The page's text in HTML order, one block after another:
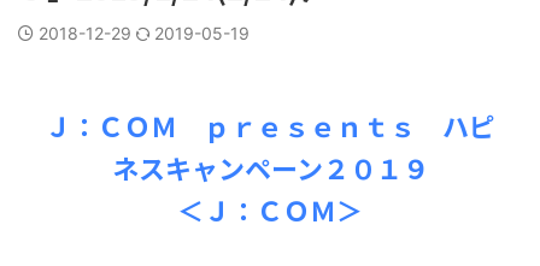
2018-12-29 2019-05-19
Ｊ：ＣＯＭ ｐｒｅｓｅｎｔｓ ハピ
ネスキャンペーン２０１９
＜Ｊ：ＣＯＭ＞